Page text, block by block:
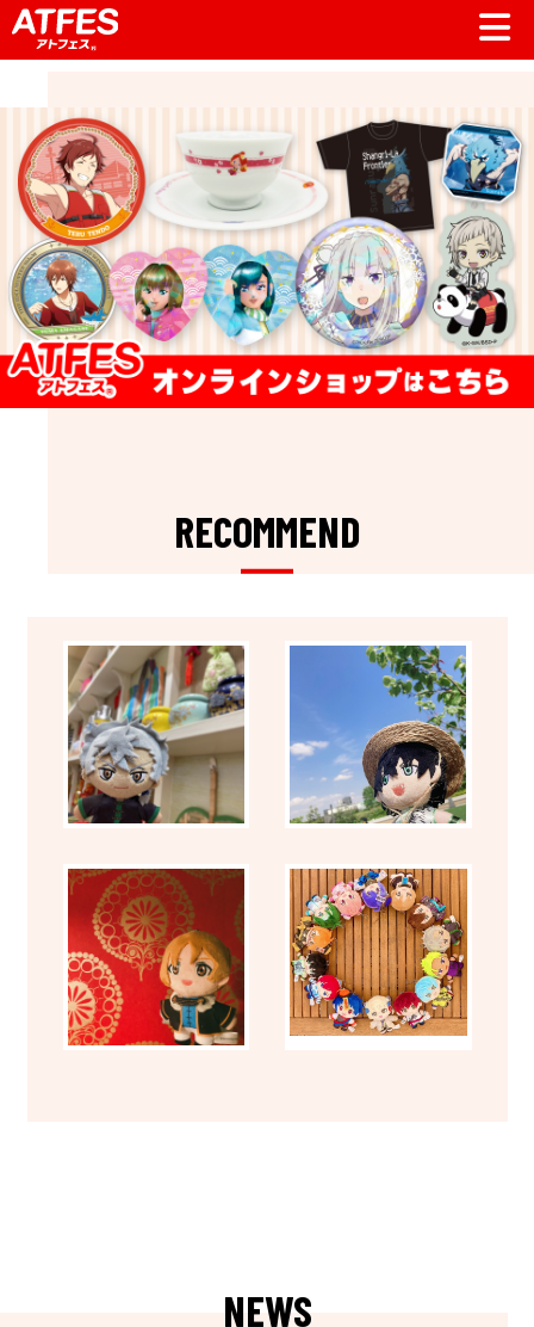
RECOMMEND
NEWS